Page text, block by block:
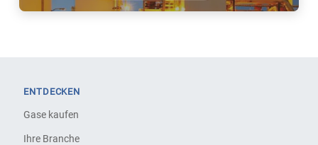
ENTDECKEN
Gase kaufen
Ihre Branche